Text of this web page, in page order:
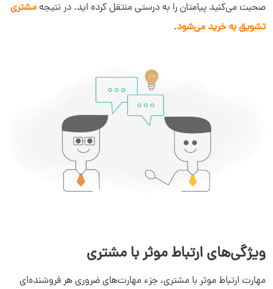
صحبت می‌کنید پیامتان را به درستی منتقل کرده اید. در نتیجهمشتری
تشویق به خرید می‌شود.
ویژگی‌های ارتباط موثر با مشتری
مهارت ارتباط موثر با مشتری، جزء مهارت‌های ضروری هر فروشنده‌ای